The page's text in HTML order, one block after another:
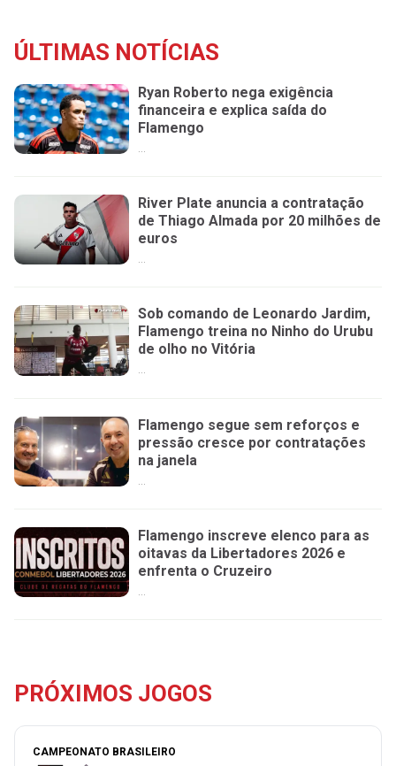
ÚLTIMAS NOTÍCIAS
Ryan Roberto nega exigência
financeira e explica saída do
Flamengo
...
River Plate anuncia a contratação
de Thiago Almada por 20 milhões de
euros
...
Sob comando de Leonardo Jardim,
Flamengo treina no Ninho do Urubu
de olho no Vitória
...
Flamengo segue sem reforços e
pressão cresce por contratações
na janela
Flamengo inscreve elenco para as
oitavas da Libertadores 2026 e
enfrenta o Cruzeiro
...
PRÓXIMOS JOGOS
CAMPEONATO BRASILEIRO